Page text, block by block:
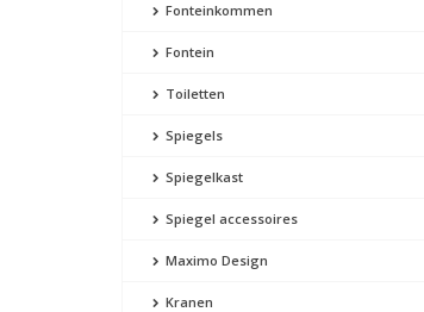
Fonteinkommen
Fontein
Toiletten
Spiegels
Spiegelkast
Spiegel accessoires
Maximo Design
Kranen